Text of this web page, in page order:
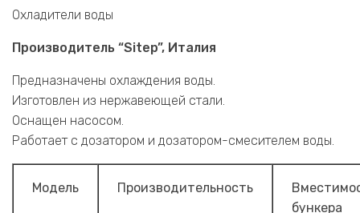
Охладители воды
Производитель “Sitep”, Италия
Предназначены охлаждения воды.
Изготовлен из нержавеющей стали.
Оснащен насосом.
Работает с дозатором и дозатором-смесителем воды.
Модель Производительность
бункера